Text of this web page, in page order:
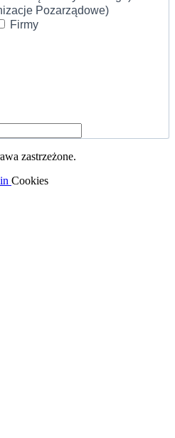
Pozarządowe)
Firmy
zastrzeżone.
Cookies